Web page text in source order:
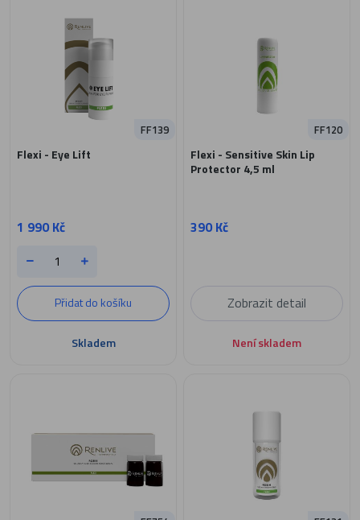
Flexi - Eye Lift
1 990 Kč
FF139
Přidat do košíku
Skladem
Flexi - Sensitive Skin Lip
Protector 4,5 ml
390 Kč
FF120
Zobrazit detail
Není skladem